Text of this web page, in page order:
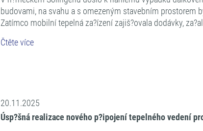
budovami, na svahu a s omezeným stavebním prostorem
Zatímco mobilní tepelná za?ízení zajiš?ovala dodávky,
Čtěte více
20.11.2025
Úsp?šná realizace nového p?ipojení tepelného vedení